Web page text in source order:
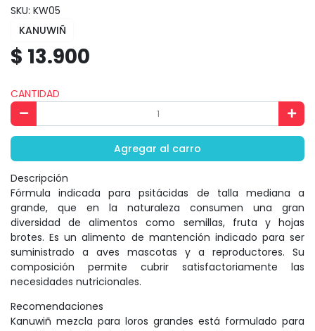
SKU: KW05
KANUWIÑ
$ 13.900
CANTIDAD
Agregar al carro
Descripción
Fórmula indicada para psitácidas de talla mediana a
grande, que en la naturaleza consumen una gran
diversidad de alimentos como semillas, fruta y hojas
brotes. Es un alimento de mantención indicado para ser
suministrado a aves mascotas y a reproductores. Su
composición permite cubrir satisfactoriamente las
necesidades nutricionales.
Recomendaciones
Kanuwiñ mezcla para loros grandes está formulado para